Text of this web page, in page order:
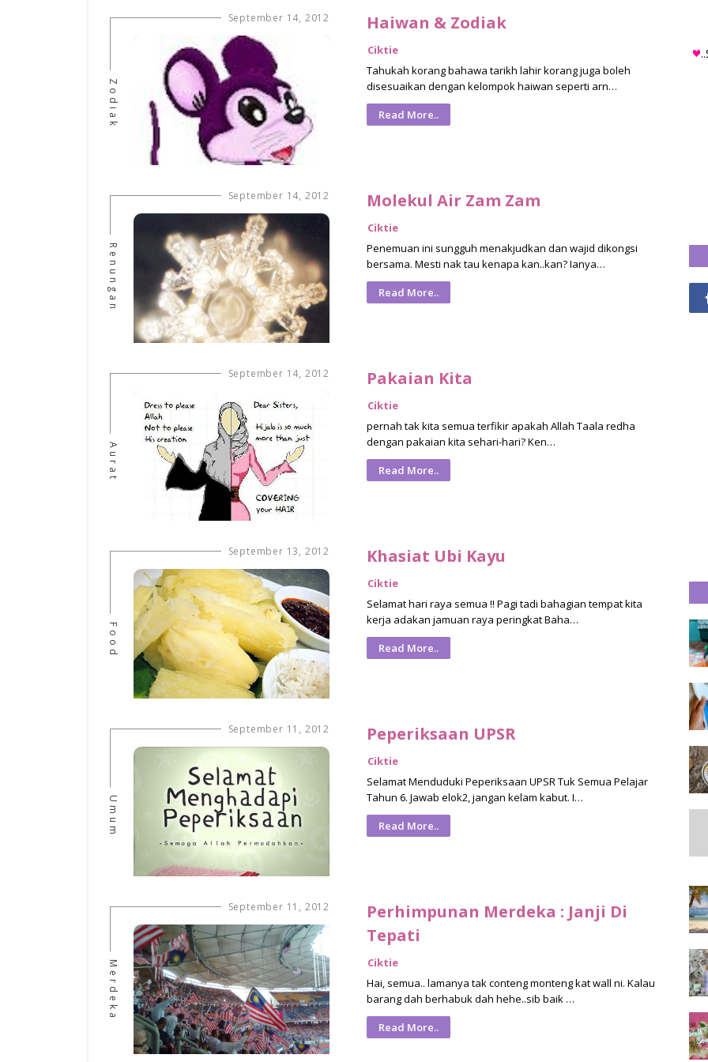
September 14, 2012
Zodiak
Haiwan & Zodiak
Ciktie
Tahukah korang bahawa tarikh lahir korang juga boleh
disesuaikan dengan kelompok haiwan seperti arn…
Read More..
September 14, 2012
Renungan
Molekul Air Zam Zam
Ciktie
Penemuan ini sungguh menakjudkan dan wajid dikongsi
bersama. Mesti nak tau kenapa kan..kan? Ianya…
Read More..
September 14, 2012
Aurat
Pakaian Kita
Ciktie
pernah tak kita semua terfikir apakah Allah Taala redha
dengan pakaian kita sehari-hari? Ken…
Read More..
September 13, 2012
Food
Khasiat Ubi Kayu
Ciktie
Selamat hari raya semua !! Pagi tadi bahagian tempat kita
kerja adakan jamuan raya peringkat Baha…
Read More..
September 11, 2012
Umum
Peperiksaan UPSR
Ciktie
Selamat Menduduki Peperiksaan UPSR Tuk Semua Pelajar
Tahun 6. Jawab elok2, jangan kelam kabut. I…
Read More..
September 11, 2012
Merdeka
Perhimpunan Merdeka : Janji Di
Tepati
Ciktie
Hai, semua.. lamanya tak conteng monteng kat wall ni. Kalau
barang dah berhabuk dah hehe..sib baik …
Read More..